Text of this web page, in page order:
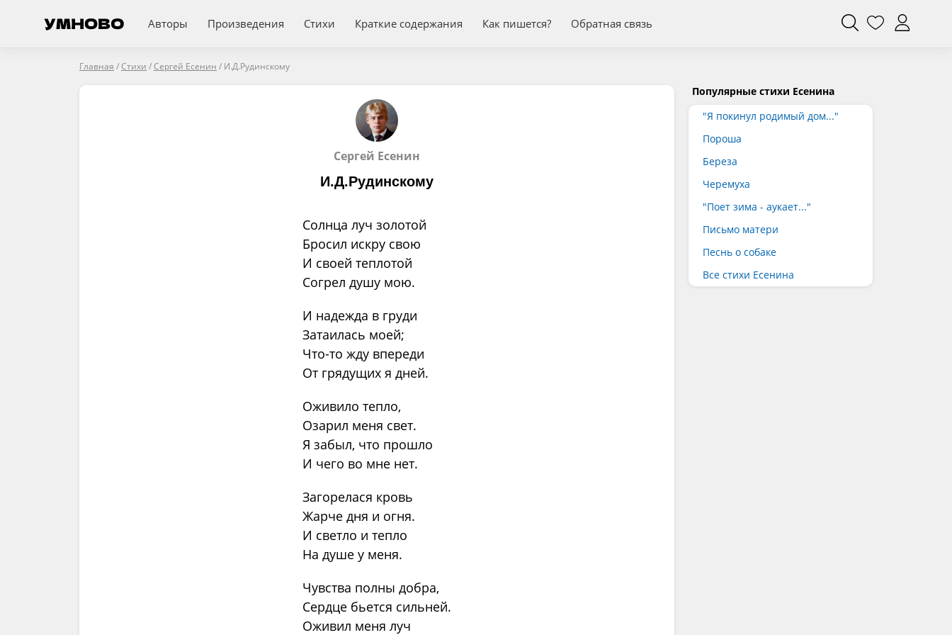
Авторы Произведения Стихи Краткие содержания Как пишется? Обратная связь
Главная /Стихи /Сергей Есенин / И.Д.Рудинскому
Сергей Есенин
И.Д.Рудинскому
Солнца луч золотой
Бросил искру свою
И своей теплотой
Согрел душу мою.
И надежда в груди
Затаилась моей;
Что-то жду впереди
От грядущих я дней.
Оживило тепло,
Озарил меня свет.
Я забыл, что прошло
И чего во мне нет.
Загорелася кровь
Жарче дня и огня.
И светло и тепло
На душе у меня.
Чувства полны добра,
Сердце бьется сильней.
Оживил меня луч
Популярные стихи Есенина
"Я покинул родимый дом..."
Пороша
Береза
Черемуха
"Поет зима - аукает..."
Письмо матери
Песнь о собаке
Все стихи Есенина